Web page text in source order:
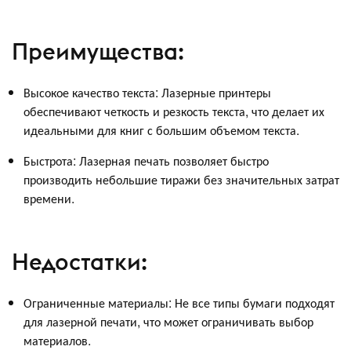
Преимущества:
Высокое качество текста: Лазерные принтеры
обеспечивают четкость и резкость текста, что делает их
идеальными для книг с большим объемом текста.
Быстрота: Лазерная печать позволяет быстро
производить небольшие тиражи без значительных затрат
времени.
Недостатки:
Ограниченные материалы: Не все типы бумаги подходят
для лазерной печати, что может ограничивать выбор
материалов.